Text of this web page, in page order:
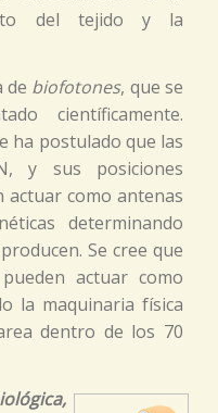
del tejido y la
de biofotones, que se
científicamente.
ha postulado que las
y sus posiciones
actuar como antenas
determinando
Se cree que
actuar como
la maquinaria física
dentro de los 70